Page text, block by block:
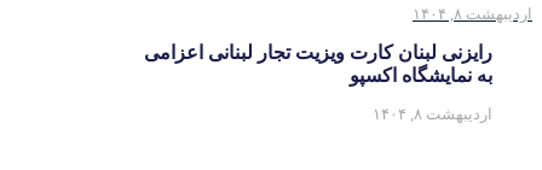
اردیبهشت ۸, ۱۴۰۴
رایزنی لبنان کارت ویزیت تجار لبنانی اعزامی
به نمایشگاه اکسپو
اردیبهشت ۸, ۱۴۰۴